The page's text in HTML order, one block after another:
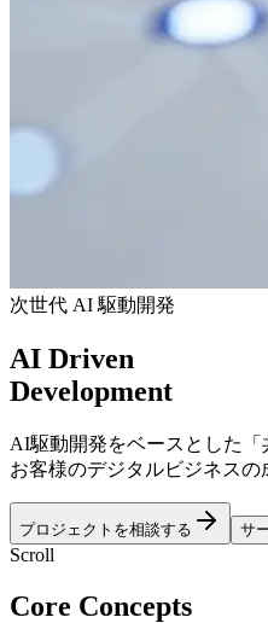
次世代 AI 駆動開発
AI Driven
Development
AI駆動開発をベースとした「
お客様のデジタルビジネスの
プロジェクトを相談する サ
Scroll
Core Concepts